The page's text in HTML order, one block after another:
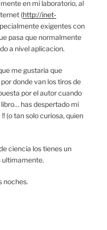
en mi laboratorio, al
(http://inet-
exigentes con
pasa que normalmente
a nivel aplicacion.
me gustaria que
donde van los tiros de
por el autor cuando
has despertado mi
(o tan solo curiosa, quien
ciencia los tienes un
ultimamente.
noches.